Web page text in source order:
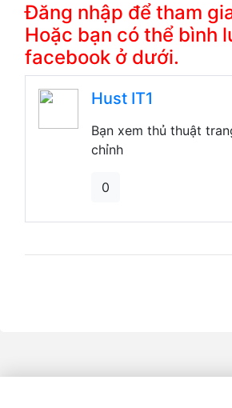
Đăng nhập để tham
Hoặc bạn có thể bình
facebook ở dưới.
Hust IT1
Bạn xem thủ thuật
chỉnh
0